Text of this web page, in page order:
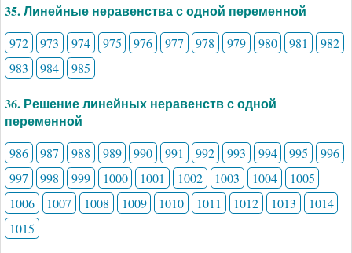
35. Линейные неравенства с одной переменной
972 973 974 975 976 977 978 979 980 981
982
983
984 985
36. Решение линейных неравенств с одной
переменной
986 987 988 989 990 991 992 993 994 995
996
997
998 999 1000 1001 1002 1003 1004
1005
1006
1007 1008 1009 1010 1011 1012 1013
1014
1015